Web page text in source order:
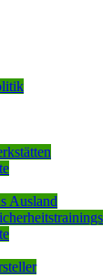
Ausland